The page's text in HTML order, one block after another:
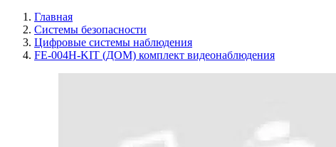
Главная
Системы безопасности
Цифровые системы наблюдения
FE-004H-KIT (ДОМ) комплект видеонаблюдения